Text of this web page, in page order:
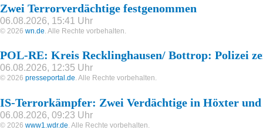
Zwei Terrorverdächtige festgenommen
06.08.2026, 15:41 Uhr
© 2026 wn.de. Alle Rechte vorbehalten.
POL-RE: Kreis Recklinghausen/ Bottrop: Polizei
06.08.2026, 12:35 Uhr
© 2026 presseportal.de. Alle Rechte vorbehalten.
IS-Terrorkämpfer: Zwei Verdächtige in Höxter
06.08.2026, 09:23 Uhr
© 2026 www1.wdr.de . Alle Rechte vorbehalten.